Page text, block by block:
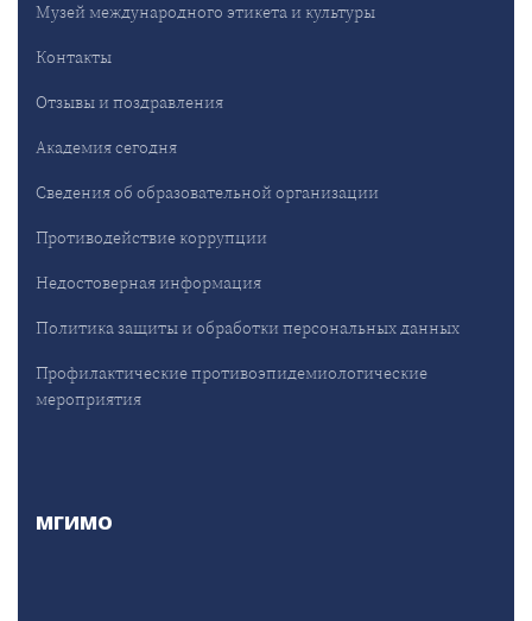
Музей международного этикета и культуры
Контакты
Отзывы и поздравления
Академия сегодня
Сведения об образовательной организации
Противодействие коррупции
Недостоверная информация
Политика защиты и обработки персональных данных
Профилактические противоэпидемиологические
мероприятия
МГИМО